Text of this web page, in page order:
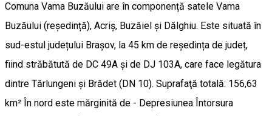
Comuna Vama Buzăului are în componență satele Vama
Buzăului (reședință), Acriș, Buzăiel și Dălghiu. Este situată în
sud-estul județului Brașov, la 45 km de reședința de județ,
fiind străbătută de DC 49A și de DJ 103A, care face legătura
dintre Tărlungeni și Brădet (DN 10). Suprafaţă totală: 156,63
km² În nord este mărginită de - Depresiunea Întorsura